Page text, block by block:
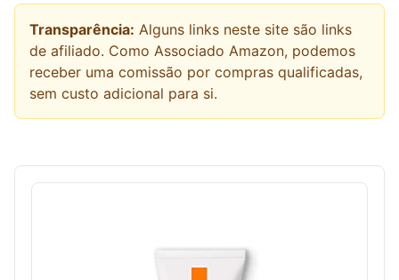
Transparência: Alguns links neste site são links
de afiliado. Como Associado Amazon, podemos
receber uma comissão por compras qualificadas,
sem custo adicional para si.